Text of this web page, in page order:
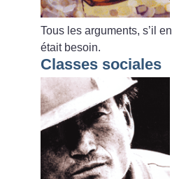
Tous les arguments, s’il en
était besoin.
Classes sociales